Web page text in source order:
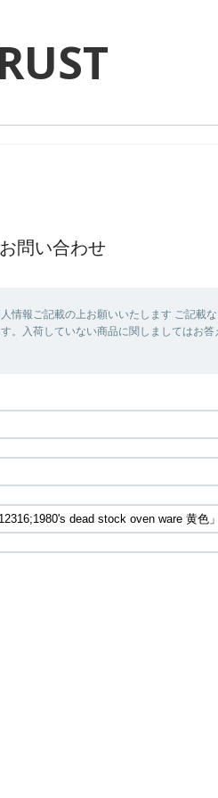
RUST
お問い合わせ
情報ご記載の上お願いいたします ご記載
。入荷していない商品に関しましてはお